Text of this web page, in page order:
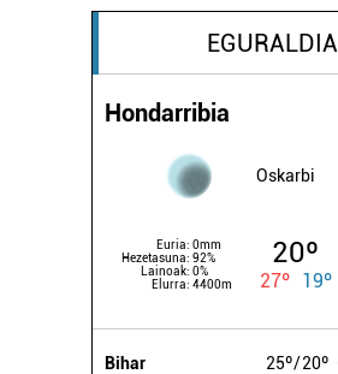
EGURALDIA
Hondarribia
Oskarbi
Euria: 0mm
Hezetasuna: 92%
Lainoak: 0%
Elurra: 4400m
20º
27º 19º
Bihar 25º 20º